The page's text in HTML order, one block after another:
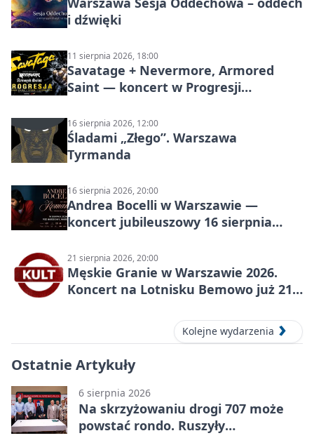
i dźwięki
11 sierpnia 2026, 18:00
Savatage + Nevermore, Armored
Saint — koncert w Progresji
16 sierpnia 2026, 12:00
Śladami „Złego”. Warszawa
Tyrmanda
16 sierpnia 2026, 20:00
Andrea Bocelli w Warszawie —
koncert jubileuszowy 16 sierpnia
21 sierpnia 2026, 20:00
Męskie Granie w Warszawie 2026.
Koncert na Lotnisku Bemowo już 21
Kolejne wydarzenia
Ostatnie Artykuły
6 sierpnia 2026
Na skrzyżowaniu drogi 707 może
powstać rondo. Ruszyły